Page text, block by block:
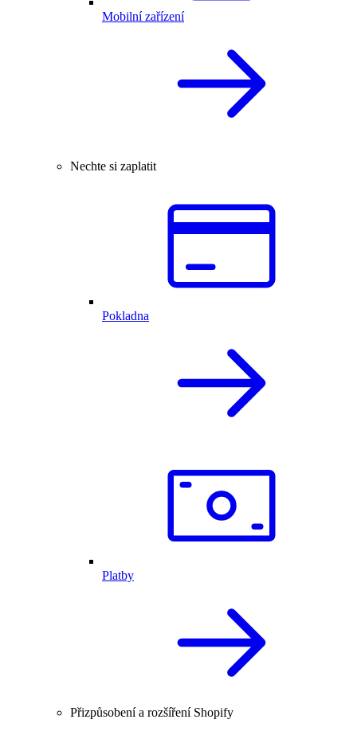
Mobilní zařízení
Nechte si zaplatit
Pokladna
Platby
Přizpůsobení a rozšíření Shopify